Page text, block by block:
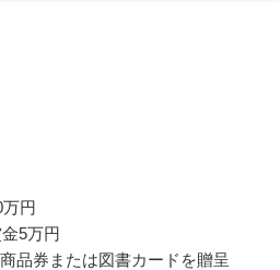
円
5万円
品券または図書カードを贈呈